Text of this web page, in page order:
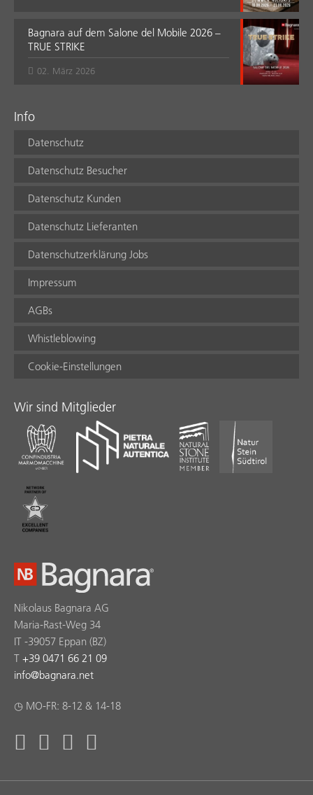
Bagnara auf dem Salone del Mobile 2026 –
TRUE STRIKE
02. März 2026
Info
Datenschutz
Datenschutz Besucher
Datenschutz Kunden
Datenschutz Lieferanten
Datenschutzerklärung Jobs
Impressum
AGBs
Whistleblowing
Cookie-Einstellungen
Wir sind Mitglieder
Nikolaus Bagnara AG
Maria-Rast-Weg 34
IT -39057 Eppan (BZ)
T +39 0471 66 21 09
info@bagnara.net
◷ MO-FR: 8-12 & 14-18